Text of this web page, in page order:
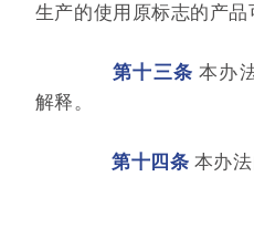
生产的使用原标志的产品
第十三条 本办
解释。
第十四条 本办